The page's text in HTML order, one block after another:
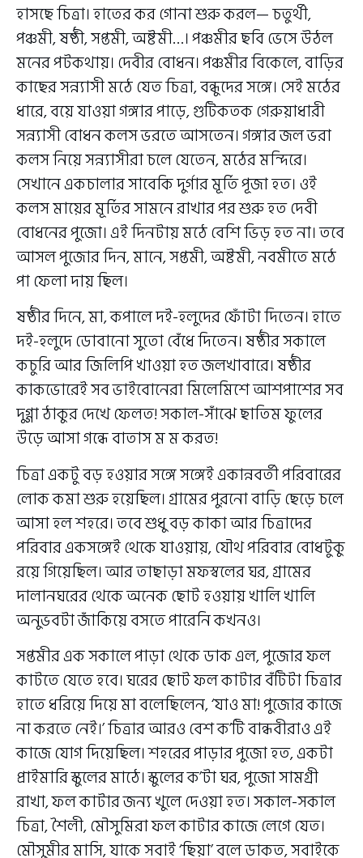
হাসছে চিত্রা। হাতের কর গোনা শুরু করল— চতুর্থী,
পঞ্চমী, ষষ্ঠী, সপ্তমী, অষ্টমী…। পঞ্চমীর ছবি ভেসে উঠল
মনের পটকথায়। দেবীর বোধন। পঞ্চমীর বিকেলে, বাড়ির
কাছের সন্ন্যাসী মঠে যেত চিত্রা, বন্ধুদের সঙ্গে। সেই মঠের
ধারে, বয়ে যাওয়া গঙ্গার পাড়ে, গুটিকতক গেরুয়াধারী
সন্ন্যাসী বোধন কলস ভরতে আসতেন। গঙ্গার জল ভরা
কলস নিয়ে সন্ন্যাসীরা চলে যেতেন, মঠের মন্দিরে।
সেখানে একচালার সাবেকি দুর্গার মূর্তি পূজা হত। ওই
কলস মায়ের মূর্তির সামনে রাখার পর শুরু হত দেবী
বোধনের পুজো। এই দিনটায় মঠে বেশি ভিড় হত না। তবে
আসল পুজোর দিন, মানে, সপ্তমী, অষ্টমী, নবমীতে মঠে
পা ফেলা দায় ছিল।
ষষ্ঠীর দিনে, মা, কপালে দই-হলুদের ফোঁটা দিতেন। হাতে
দই-হলুদে ডোবানো সুতো বেঁধে দিতেন। ষষ্ঠীর সকালে
কচুরি আর জিলিপি খাওয়া হত জলখাবারে। ষষ্ঠীর
কাকভোরেই সব ভাইবোনেরা মিলেমিশে আশপাশের সব
দুগ্গা ঠাকুর দেখে ফেলত! সকাল-সাঁঝে ছাতিম ফুলের
উড়ে আসা গন্ধে বাতাস ম ম করত!
চিত্রা একটু বড় হওয়ার সঙ্গে সঙ্গেই একান্নবর্তী পরিবারের
লোক কমা শুরু হয়েছিল। গ্রামের পুরনো বাড়ি ছেড়ে চলে
আসা হল শহরে। তবে শুধু বড় কাকা আর চিত্রাদের
পরিবার একসঙ্গেই থেকে যাওয়ায়, যৌথ পরিবার বোধটুকু
রয়ে গিয়েছিল। আর তাছাড়া মফস্বলের ঘর, গ্রামের
দালানঘরের থেকে অনেক ছোট হওয়ায় খালি খালি
অনুভবটা জাঁকিয়ে বসতে পারেনি কখনও।
সপ্তমীর এক সকালে পাড়া থেকে ডাক এল, পুজোর ফল
কাটতে যেতে হবে। ঘরের ছোট ফল কাটার বঁটিটা চিত্রার
হাতে ধরিয়ে দিয়ে মা বলেছিলেন, ‘যাও মা! পুজোর কাজে
না করতে নেই।’ চিত্রার আরও বেশ ক’টি বান্ধবীরাও এই
কাজে যোগ দিয়েছিল। শহরের পাড়ার পুজো হত, একটা
প্রাইমারি স্কুলের মাঠে। স্কুলের ক’টা ঘর, পুজো সামগ্রী
রাখা, ফল কাটার জন্য খুলে দেওয়া হত। সকাল-সকাল
চিত্রা, শৈলী, মৌসুমিরা ফল কাটার কাজে লেগে যেত।
মৌসুমীর মাসি, যাকে সবাই ‘ছিয়া’ বলে ডাকত, সবাইকে